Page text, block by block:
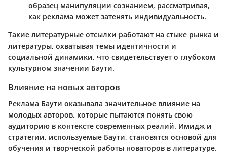
образец манипуляции сознанием, рассматривая,
как реклама может затенять индивидуальность.
Такие литературные отсылки работают на стыке рынка и
литературы, охватывая темы идентичности и
социальной динамики, что свидетельствует о глубоком
культурном значении Баути.
Влияние на новых авторов
Реклама Баути оказывала значительное влияние на
молодых авторов, которые пытаются понять свою
аудиторию в контексте современных реалий. Имидж и
стратегии, используемые Баути, становятся основой для
обучения и творческой работы новаторов в литературе.